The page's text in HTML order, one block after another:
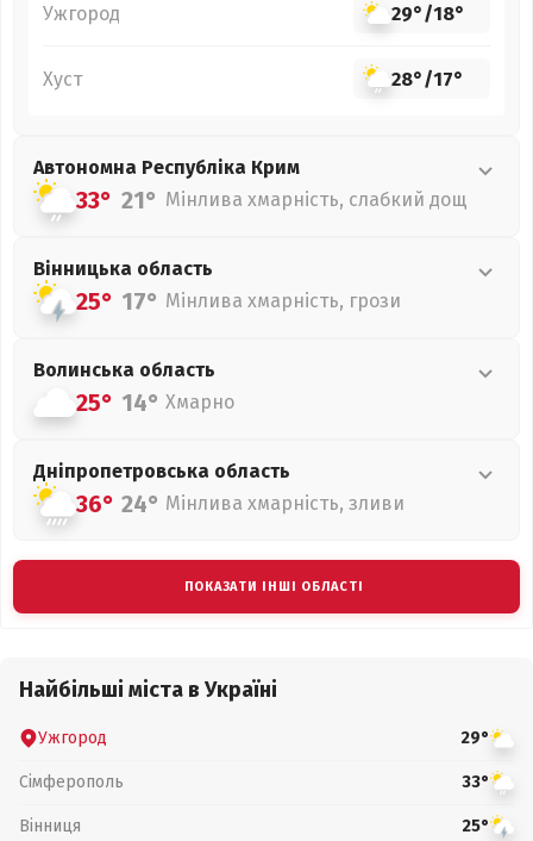
Ужгород 29°/18°
Хуст 28°/17°
Автономна Республіка Крим
33° 21° Мінлива хмарність, слабкий дощ
Вінницька область
25° 17° Мінлива хмарність, грози
Волинська область
25° 14° Хмарно
Дніпропетровська область
36° 24° Мінлива хмарність, зливи
ПОКАЗАТИ ІНШІ ОБЛАСТІ
Найбільші міста в Україні
Ужгород 29°
Сімферополь 33°
Вінниця 25°